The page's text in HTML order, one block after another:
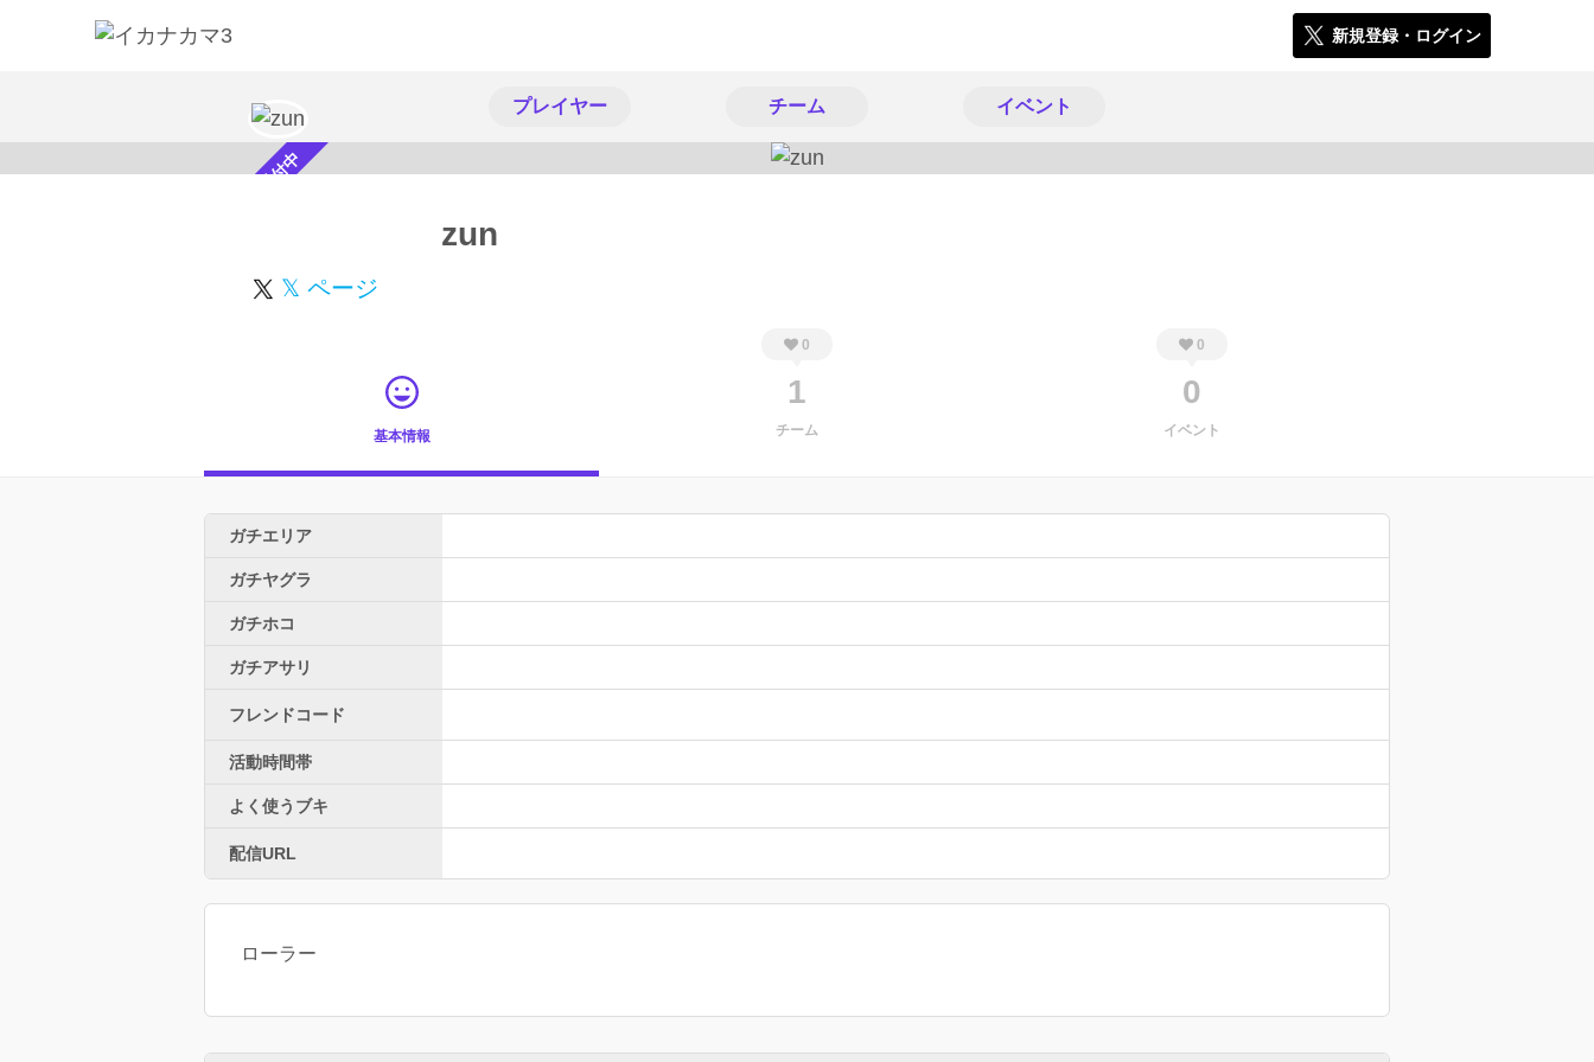
新規登録・ログイン
プレイヤー チーム イベント
スカウト受付中 zun
𝕏 ページ
基本情報
0
1
チーム
0
0
イベント
ガチエリア
ガチヤグラ
ガチホコ
ガチアサリ
フレンドコード
活動時間帯
よく使うブキ
配信URL
ローラー